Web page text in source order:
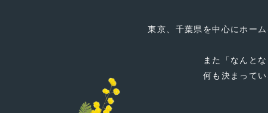
東京、千葉県を中心にホー
また「なんと
何も決まって